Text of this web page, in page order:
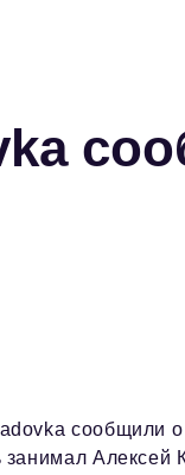
сообщили
занимал Алексей